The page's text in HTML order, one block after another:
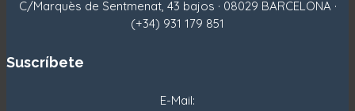
C/Marquès de Sentmenat, 43 bajos · 08029 BARCELONA ·
(+34) 931 179 851
Suscríbete
E-Mail: